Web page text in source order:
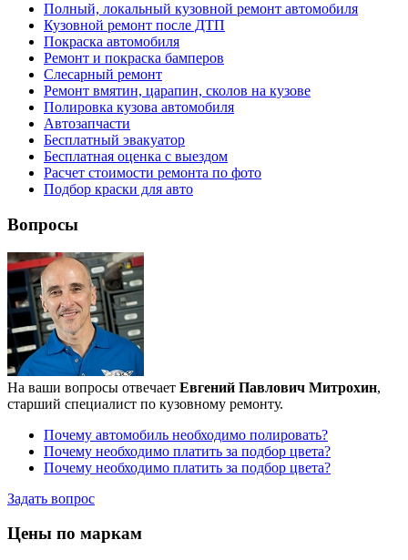
Полный, локальный кузовной ремонт автомобиля
Кузовной ремонт после ДТП
Покраска автомобиля
Ремонт и покраска бамперов
Слесарный ремонт
Ремонт вмятин, царапин, сколов на кузове
Полировка кузова автомобиля
Автозапчасти
Бесплатный эвакуатор
Бесплатная оценка с выездом
Расчет стоимости ремонта по фото
Подбор краски для авто
Вопросы
На ваши вопросы отвечает Евгений Павлович Митрохин,
старший специалист по кузовному ремонту.
Почему автомобиль необходимо полировать?
Почему необходимо платить за подбор цвета?
Почему необходимо платить за подбор цвета?
Задать вопрос
Цены по маркам